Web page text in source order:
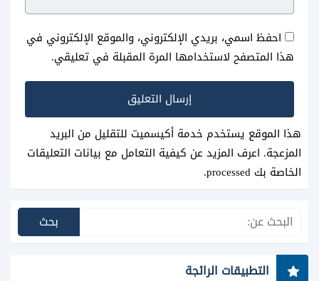
احفظ اسمي، بريدي الإلكتروني، والموقع الإلكتروني في
هذا المتصفح لاستخدامها المرة المقبلة في تعليقي.
هذا الموقع يستخدم خدمة أكيسميت للتقليل من البريد
المزعجة. اعرف المزيد عن كيفية التعامل مع بيانات التعليقات
الخاصة بك processed
.
التطبيقات الرائجة